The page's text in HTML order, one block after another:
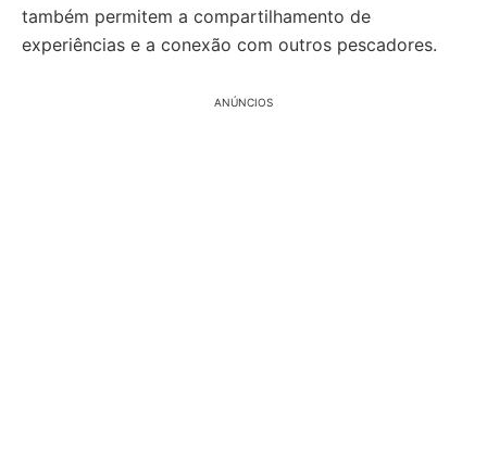
também permitem a compartilhamento de
experiências e a conexão com outros pescadores.
ANÚNCIOS